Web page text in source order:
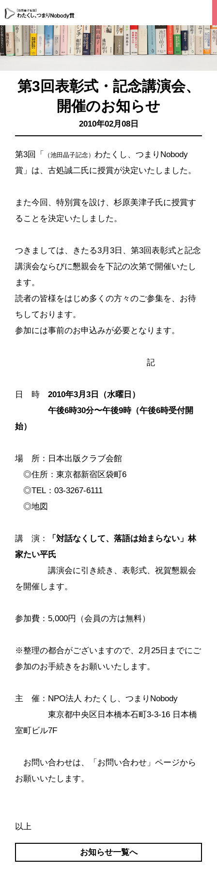
第3回表彰式・記念講演会、
開催のお知らせ
2010年02月08日
第3回「 （池田晶子記念） わたくし、つまりNobody
賞」は、古処誠二氏に授賞が決定いたしました。
また今回、特別賞を設け、杉原美津子氏に授賞す
ることを決定いたしました。
つきましては、きたる3月3日、第3回表彰式と記念
講演会ならびに懇親会を下記の次第で開催いたし
ます。
読者の皆様をはじめ多くの方々のご参集を、お待
ちしております。
参加には事前のお申込みが必要となります。
記
日 時2010年3月3日（水曜日）
午後6時30分〜午後9時（午後6時受付開
始）
場 所：日本出版クラブ会館
◎住所：東京都新宿区袋町6
◎TEL：03-3267-6111
◎地図
講 演：
「対話なくして、落語は始まらない」林
家たい平氏
講演会に引き続き、表彰式、祝賀懇親会
を開催します。
参加費：5,000円（会員の方は無料）
※整理の都合がございますので、2月25日までにご
参加のお手続きをお願いいたします。
主 催：NPO法人 わたくし、つまりNobody
東京都中央区日本橋本石町3-3-16 日本橋
室町ビル7F
お問い合わせは、「 お問い合わせ 」ページから
お願いいたします。
以上
お知らせ一覧へ